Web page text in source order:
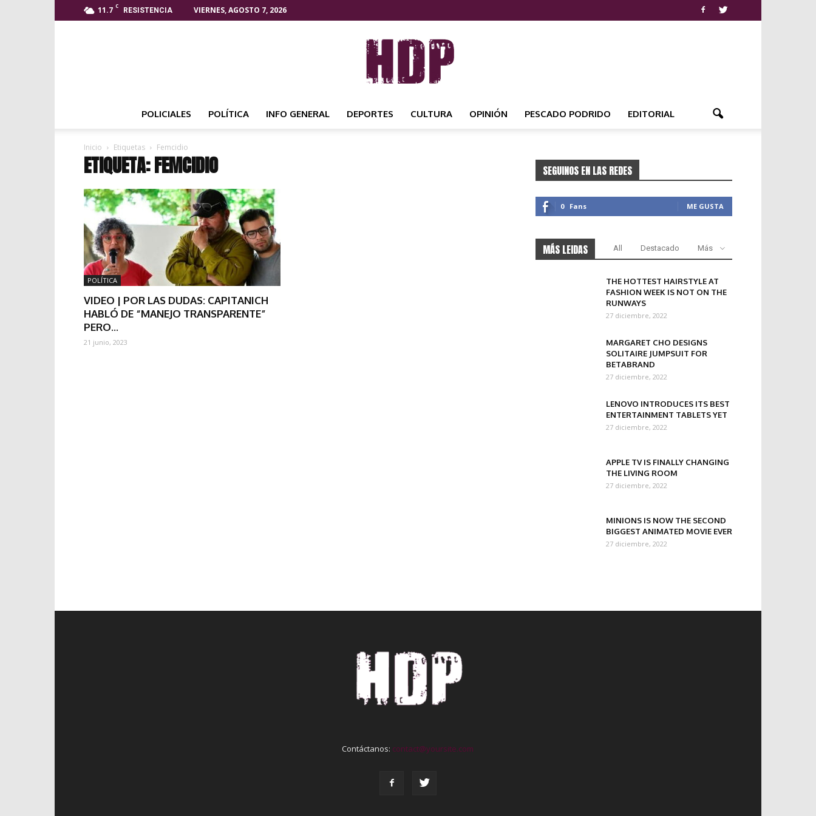
11.7 C
RESISTENCIA VIERNES, AGOSTO 7, 2026
POLICIALES POLÍTICA INFO GENERAL DEPORTES CULTURA OPINIÓN PESCADO PODRIDO EDITORIAL
Inicio Etiquetas Femcidio
ETIQUETA: FEMCIDIO
POLÍTICA
VIDEO | POR LAS DUDAS: CAPITANICH
HABLÓ DE “MANEJO TRANSPARENTE”
PERO...
21 junio, 2023
SEGUINOS EN LAS REDES
0 Fans ME GUSTA
MÁS LEIDAS All Destacado Más
THE HOTTEST HAIRSTYLE AT
FASHION WEEK IS NOT ON THE
RUNWAYS
27 diciembre, 2022
MARGARET CHO DESIGNS
SOLITAIRE JUMPSUIT FOR
BETABRAND
27 diciembre, 2022
LENOVO INTRODUCES ITS BEST
ENTERTAINMENT TABLETS YET
27 diciembre, 2022
APPLE TV IS FINALLY CHANGING
THE LIVING ROOM
27 diciembre, 2022
MINIONS IS NOW THE SECOND
BIGGEST ANIMATED MOVIE EVER
27 diciembre, 2022
Contáctanos: contact@yoursite.com